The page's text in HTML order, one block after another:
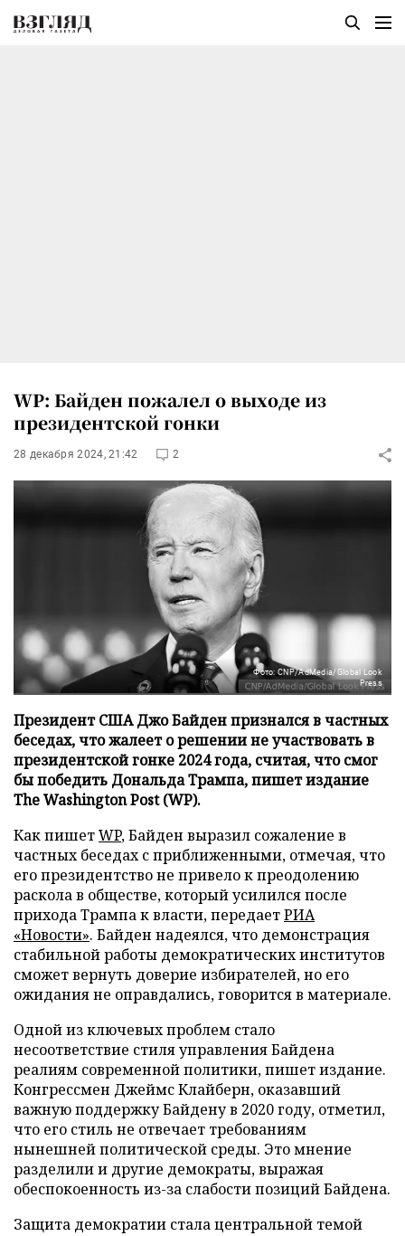
WP: Байден пожалел о выходе из
президентской гонки
28 декабря 2024, 21:42 2
Фото: CNP/AdMedia/Global Look
Press
Президент США Джо Байден признался в частных
беседах, что жалеет о решении не участвовать в
президентской гонке 2024 года, считая, что смог
бы победить Дональда Трампа, пишет издание
The Washington Post (WP).
Как пишетWP, Байден выразил сожаление в
частных беседах с приближенными, отмечая, что
его президентство не привело к преодолению
раскола в обществе, который усилился после
прихода Трампа к власти, передаетРИА
«Новости». Байден надеялся, что демонстрация
стабильной работы демократических институтов
сможет вернуть доверие избирателей, но его
ожидания не оправдались, говорится в материале.
Одной из ключевых проблем стало
несоответствие стиля управления Байдена
реалиям современной политики, пишет издание.
Конгрессмен Джеймс Клайберн, оказавший
важную поддержку Байдену в 2020 году, отметил,
что его стиль не отвечает требованиям
нынешней политической среды. Это мнение
разделили и другие демократы, выражая
обеспокоенность из-за слабости позиций Байдена.
Защита демократии стала центральной темой